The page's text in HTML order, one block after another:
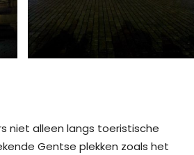
niet alleen langs toeristische
Gentse plekken zoals het